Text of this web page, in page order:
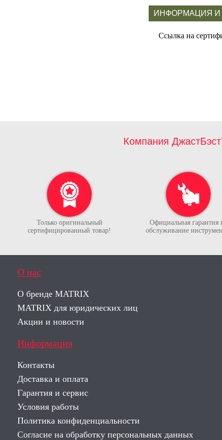
ИНФОРМАЦИЯ И
Ссылка на
Компания
Только оригинальный
сертифицированный товар!
Официальная гарантия
обслуживание
О нас
О бренде MATRIX
MATRIX для юридических лиц
Акции и новости
Информация
Контакты
Доставка и оплата
Гарантия и сервис
Условия работы
Политика конфиденциальности
Согласие на обработку персональных данных